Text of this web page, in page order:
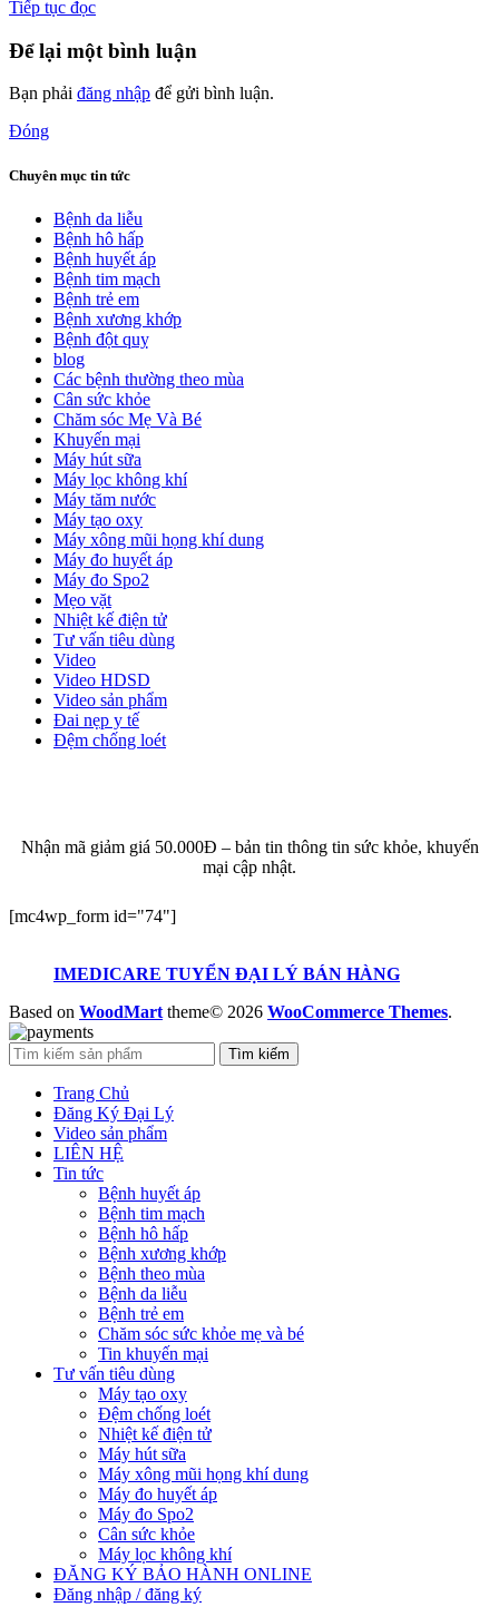
Tiếp tục đọc
Để lại một bình luận
Bạn phải đăng nhập để gửi bình luận.
Đóng
Chuyên mục tin tức
Bệnh da liễu
Bệnh hô hấp
Bệnh huyết áp
Bệnh tim mạch
Bệnh trẻ em
Bệnh xương khớp
Bệnh đột quỵ
blog
Các bệnh thường theo mùa
Cân sức khỏe
Chăm sóc Mẹ Và Bé
Khuyến mại
Máy hút sữa
Máy lọc không khí
Máy tăm nước
Máy tạo oxy
Máy xông mũi họng khí dung
Máy đo huyết áp
Máy đo Spo2
Mẹo vặt
Nhiệt kế điện tử
Tư vấn tiêu dùng
Video
Video HDSD
Video sản phẩm
Đai nẹp y tế
Đệm chống loét
Nhận mã giảm giá 50.000Đ – bản tin thông tin sức khỏe, khuyến
mại cập nhật.
[mc4wp_form id="74"]
IMEDICARE TUYỂN ĐẠI LÝ BÁN HÀNG
Based on WoodMart theme© 2026 WooCommerce Themes.
Tìm kiếm
Trang Chủ
Đăng Ký Đại Lý
Video sản phẩm
LIÊN HỆ
Tin tức
Bệnh huyết áp
Bệnh tim mạch
Bệnh hô hấp
Bệnh xương khớp
Bệnh theo mùa
Bệnh da liễu
Bệnh trẻ em
Chăm sóc sức khỏe mẹ và bé
Tin khuyến mại
Tư vấn tiêu dùng
Máy tạo oxy
Đệm chống loét
Nhiệt kế điện tử
Máy hút sữa
Máy xông mũi họng khí dung
Máy đo huyết áp
Máy đo Spo2
Cân sức khỏe
Máy lọc không khí
ĐĂNG KÝ BẢO HÀNH ONLINE
Đăng nhập / đăng ký